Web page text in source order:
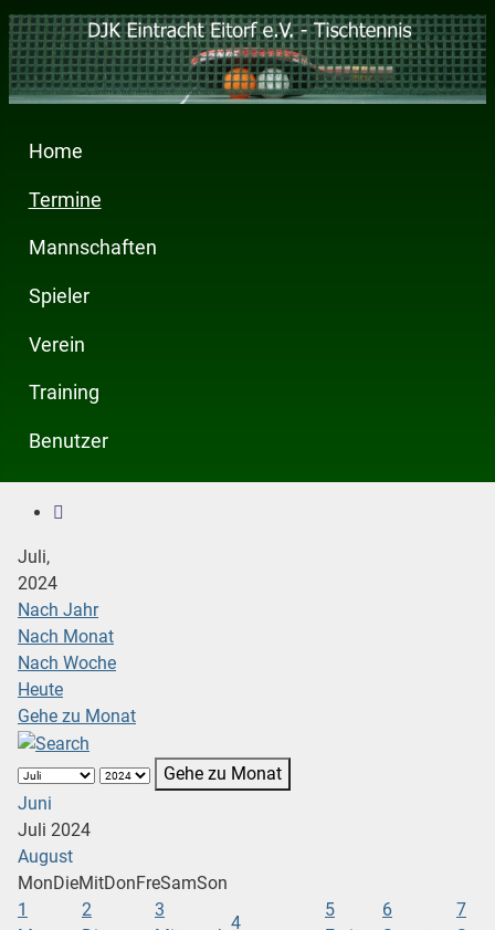
Home
Termine
Mannschaften
Spieler
Verein
Training
Benutzer
Juli,
2024
Nach Jahr
Nach Monat
Nach Woche
Heute
Gehe zu Monat
Gehe zu Monat
Juni
Juli 2024
August
MonDieMitDonFreSamSon
1
2
3
4
5
6
7